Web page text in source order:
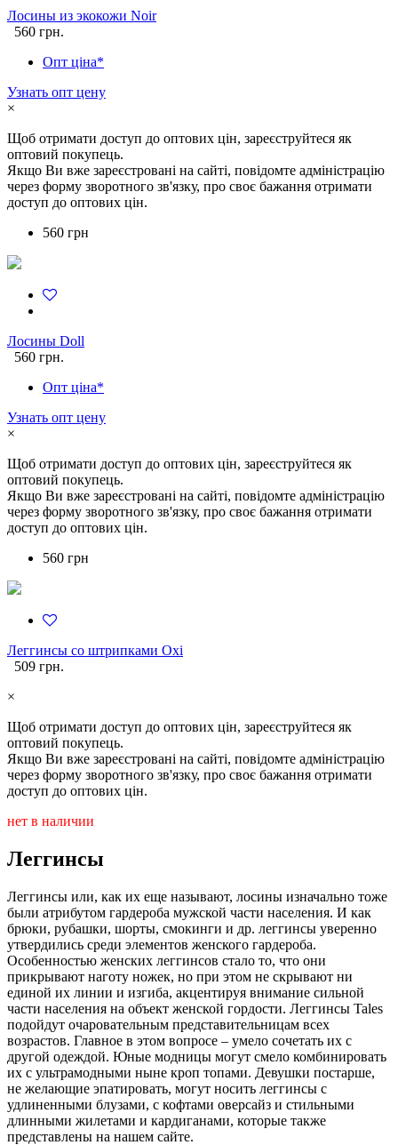
Лосины из экокожи Noir
560 грн.
Опт ціна*
Узнать опт цену
×
Щоб отримати доступ до оптових цін, зареєструйтеся як
оптовий покупець.
Якщо Ви вже зареєстровані на сайті, повідомте адміністрацію
через форму зворотного зв'язку, про своє бажання отримати
доступ до оптових цін.
560 грн
Лосины Doll
560 грн.
Опт ціна*
Узнать опт цену
×
Щоб отримати доступ до оптових цін, зареєструйтеся як
оптовий покупець.
Якщо Ви вже зареєстровані на сайті, повідомте адміністрацію
через форму зворотного зв'язку, про своє бажання отримати
доступ до оптових цін.
560 грн
Леггинсы со штрипками Oxi
509 грн.
×
Щоб отримати доступ до оптових цін, зареєструйтеся як
оптовий покупець.
Якщо Ви вже зареєстровані на сайті, повідомте адміністрацію
через форму зворотного зв'язку, про своє бажання отримати
доступ до оптових цін.
нет в наличии
Леггинсы
Леггинсы или, как их еще называют, лосины изначально тоже
были атрибутом гардероба мужской части населения. И как
брюки, рубашки, шорты, смокинги и др. леггинсы уверенно
утвердились среди элементов женского гардероба.
Особенностью женских леггинсов стало то, что они
прикрывают наготу ножек, но при этом не скрывают ни
единой их линии и изгиба, акцентируя внимание сильной
части населения на объект женской гордости. Леггинсы Tales
подойдут очаровательным представительницам всех
возрастов. Главное в этом вопросе – умело сочетать их с
другой одеждой. Юные модницы могут смело комбинировать
их с ультрамодными ныне кроп топами. Девушки постарше,
не желающие эпатировать, могут носить леггинсы с
удлиненными блузами, с кофтами оверсайз и стильными
длинными жилетами и кардиганами, которые также
представлены на нашем сайте.